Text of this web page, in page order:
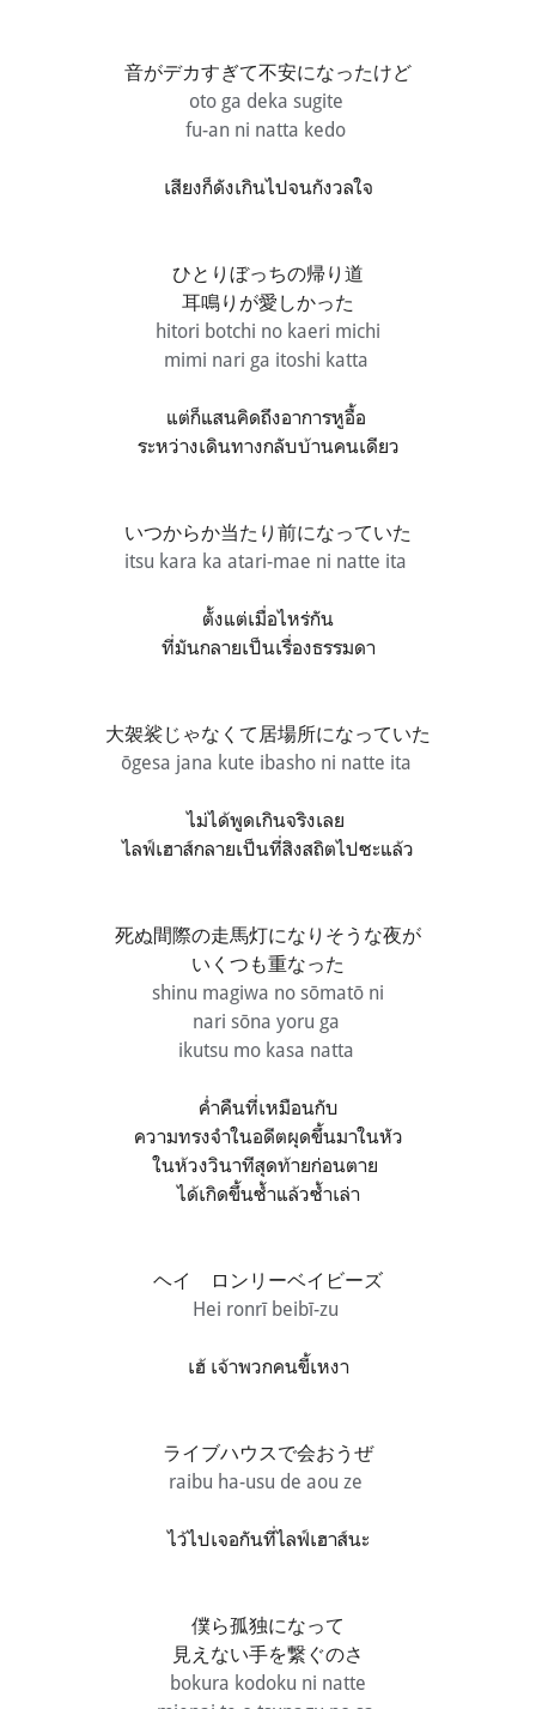
音がデカすぎて不安になったけど
oto ga deka sugite
fu-an ni natta kedo
เสียงก็ดังเกินไปจนกังวลใจ
ひとりぼっちの帰り道
耳鳴りが愛しかった
hitori botchi no kaeri michi
mimi nari ga itoshi katta
แต่ก็แสนคิดถึงอาการหูอื้อ
ระหว่างเดินทางกลับบ้านคนเดียว
いつからか当たり前になっていた
itsu kara ka atari-mae ni natte ita
ตั้งแต่เมื่อไหร่กัน
ที่มันกลายเป็นเรื่องธรรมดา
大袈裟じゃなくて居場所になっていた
ōgesa jana kute ibasho ni natte ita
ไม่ได้พูดเกินจริงเลย
ไลฟ์เฮาส์กลายเป็นที่สิงสถิตไปซะแล้ว
死ぬ間際の走馬灯になりそうな夜が
いくつも重なった
shinu magiwa no sōmatō ni
nari sōna yoru ga
ikutsu mo kasa natta
ค่ำคืนที่เหมือนกับ
ความทรงจำในอดีตผุดขึ้นมาในหัว
ในห้วงวินาทีสุดท้ายก่อนตาย
ได้เกิดขึ้นซ้ำแล้วซ้ำเล่า
ヘイ ロンリーベイビーズ
Hei ronrī beibī-zu
เฮ้ เจ้าพวกคนขี้เหงา
ライブハウスで会おうぜ
raibu ha-usu de aou ze
ไว้ไปเจอกันที่ไลฟ์เฮาส์นะ
僕ら孤独になって
見えない手を繋ぐのさ
bokura kodoku ni natte